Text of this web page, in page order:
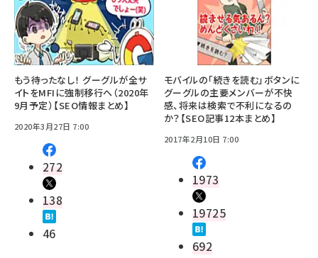
もう待ったなし！ グーグルが全サ
イトをMFIに強制移行へ（2020年
9月予定）【SEO情報まとめ】
2020年3月27日 7:00
272
138
46
モバイルの「続きを読む」ボタンに
グーグルの主要メンバーが不快
感、将来は検索で不利になるの
か？【SEO記事12本まとめ】
2017年2月10日 7:00
1973
19725
692